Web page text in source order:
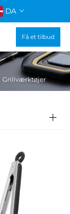
DA
Få et tilbud
Grillværktøjer